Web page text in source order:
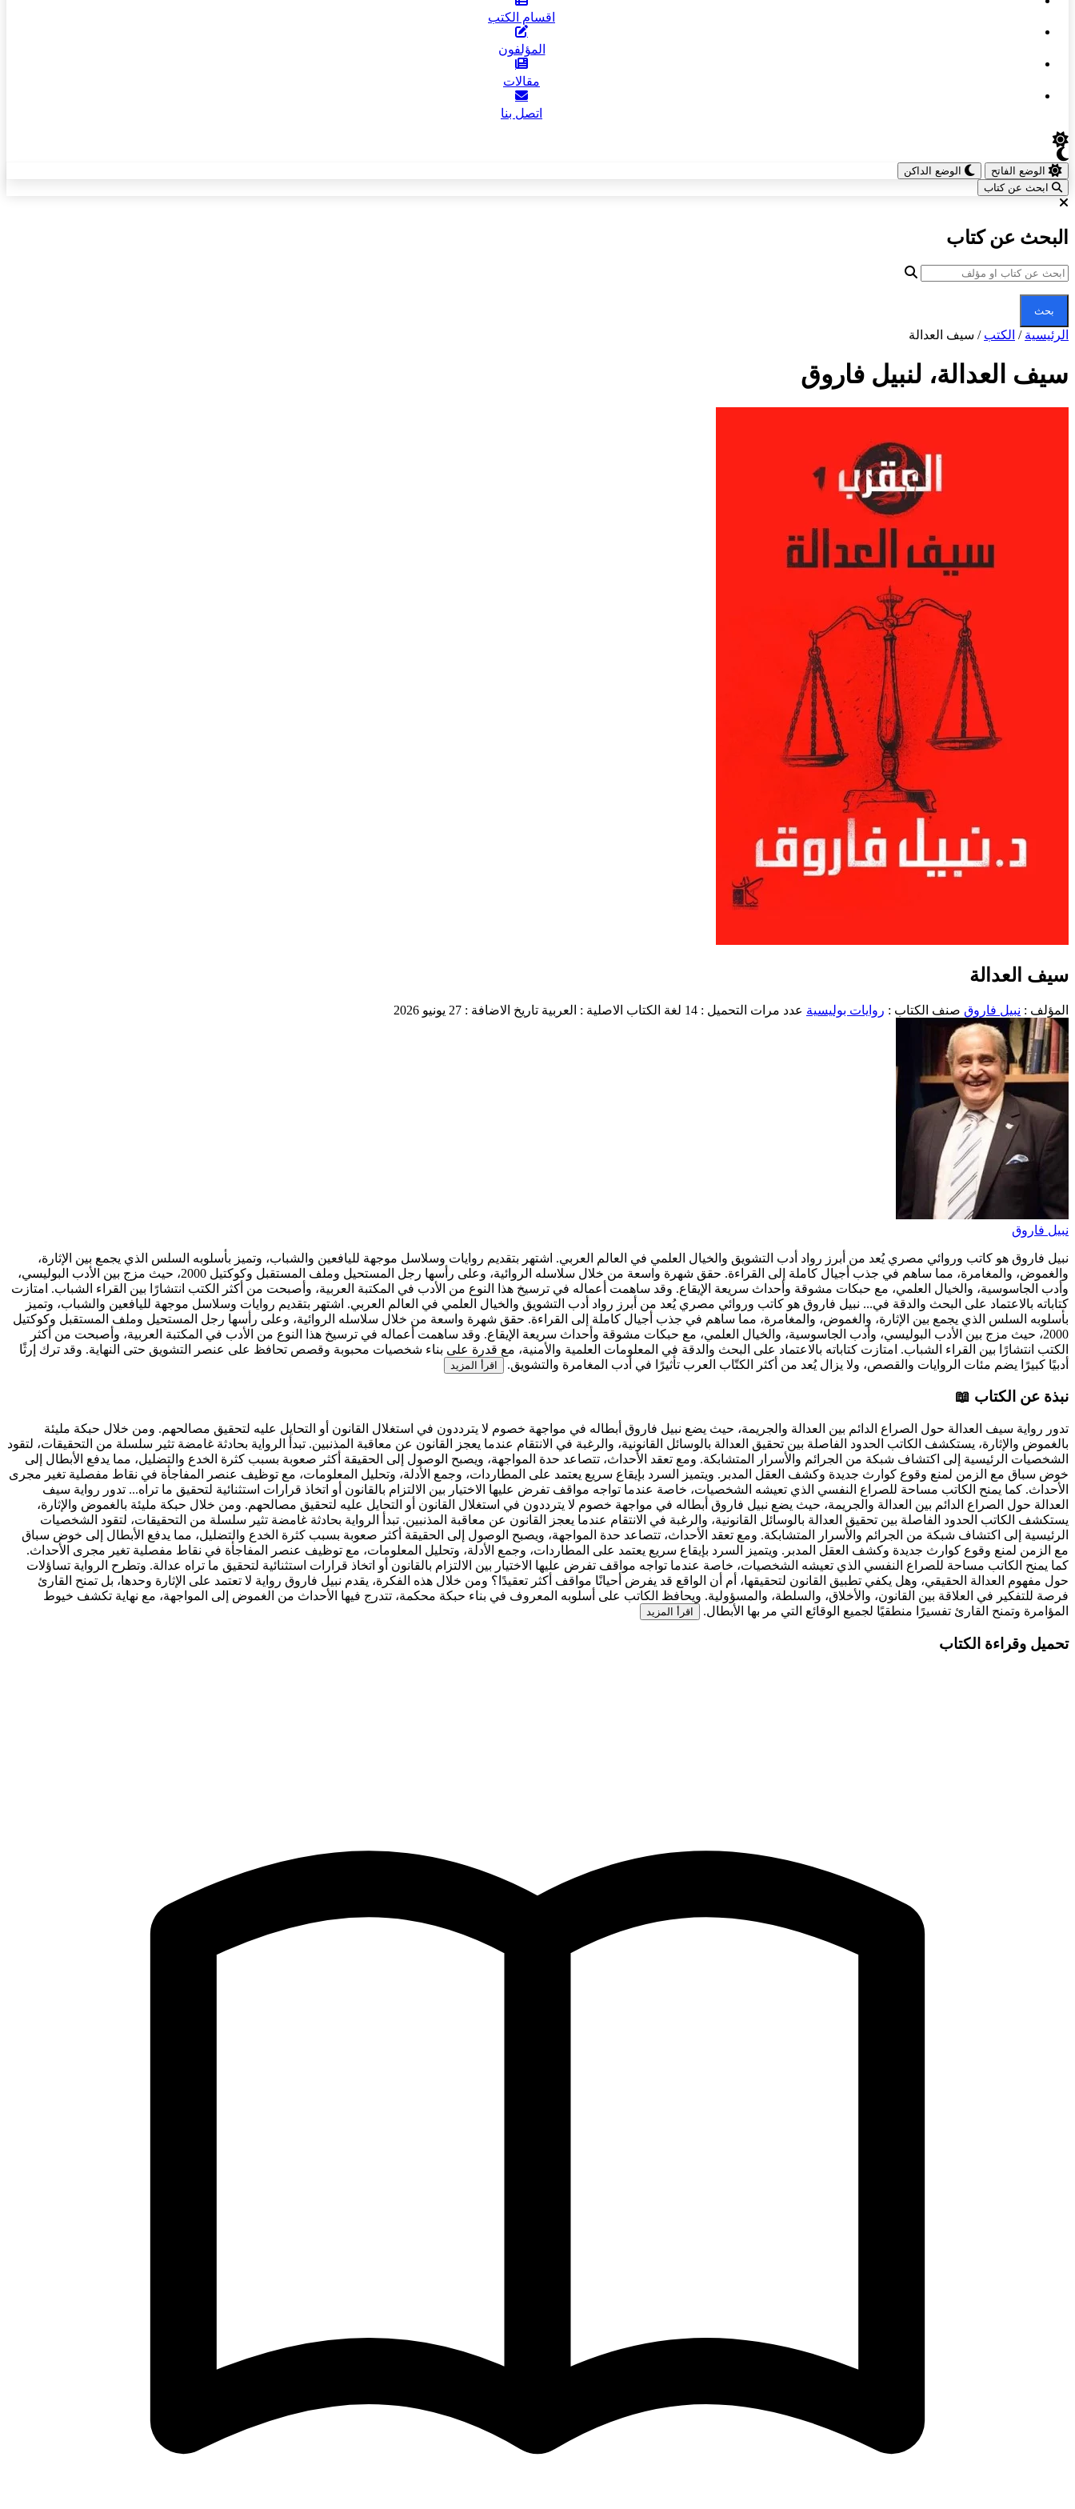
اقسام الكتب
المؤلفون
مقالات
اتصل بنا
الوضع الفاتح
الوضع الداكن
ابحث عن كتاب
البحث عن كتاب
بحث
الرئيسية / الكتب / سيف العدالة
سيف العدالة، لنبيل فاروق
سيف العدالة
المؤلف : نبيل فاروق صنف الكتاب : روايات بوليسية عدد مرات التحميل : 14 لغة الكتاب الاصلية : العربية تاريخ الاضافة : 27 يونيو 2026
نبيل فاروق
نبيل فاروق هو كاتب وروائي مصري يُعد من أبرز رواد أدب التشويق والخيال العلمي في العالم العربي. اشتهر بتقديم روايات وسلاسل موجهة لليافعين والشباب، وتميز بأسلوبه السلس الذي يجمع بين الإثارة،
والغموض، والمغامرة، مما ساهم في جذب أجيال كاملة إلى القراءة. حقق شهرة واسعة من خلال سلاسله الروائية، وعلى رأسها رجل المستحيل وملف المستقبل وكوكتيل 2000، حيث مزج بين الأدب البوليسي،
وأدب الجاسوسية، والخيال العلمي، مع حبكات مشوقة وأحداث سريعة الإيقاع. وقد ساهمت أعماله في ترسيخ هذا النوع من الأدب في المكتبة العربية، وأصبحت من أكثر الكتب انتشارًا بين القراء الشباب. امتازت
كتاباته بالاعتماد على البحث والدقة في... نبيل فاروق هو كاتب وروائي مصري يُعد من أبرز رواد أدب التشويق والخيال العلمي في العالم العربي. اشتهر بتقديم روايات وسلاسل موجهة لليافعين والشباب، وتميز
بأسلوبه السلس الذي يجمع بين الإثارة، والغموض، والمغامرة، مما ساهم في جذب أجيال كاملة إلى القراءة. حقق شهرة واسعة من خلال سلاسله الروائية، وعلى رأسها رجل المستحيل وملف المستقبل وكوكتيل
2000، حيث مزج بين الأدب البوليسي، وأدب الجاسوسية، والخيال العلمي، مع حبكات مشوقة وأحداث سريعة الإيقاع. وقد ساهمت أعماله في ترسيخ هذا النوع من الأدب في المكتبة العربية، وأصبحت من أكثر
الكتب انتشارًا بين القراء الشباب. امتازت كتاباته بالاعتماد على البحث والدقة في المعلومات العلمية والأمنية، مع قدرة على بناء شخصيات محبوبة وقصص تحافظ على عنصر التشويق حتى النهاية. وقد ترك إرثًا
أدبيًا كبيرًا يضم مئات الروايات والقصص، ولا يزال يُعد من أكثر الكتّاب العرب تأثيرًا في أدب المغامرة والتشويق.
اقرأ المزيد
نبذة عن الكتاب 📖
تدور رواية سيف العدالة حول الصراع الدائم بين العدالة والجريمة، حيث يضع نبيل فاروق أبطاله في مواجهة خصوم لا يترددون في استغلال القانون أو التحايل عليه لتحقيق مصالحهم. ومن خلال حبكة مليئة
بالغموض والإثارة، يستكشف الكاتب الحدود الفاصلة بين تحقيق العدالة بالوسائل القانونية، والرغبة في الانتقام عندما يعجز القانون عن معاقبة المذنبين. تبدأ الرواية بحادثة غامضة تثير سلسلة من التحقيقات، لتقود
الشخصيات الرئيسية إلى اكتشاف شبكة من الجرائم والأسرار المتشابكة. ومع تعقد الأحداث، تتصاعد حدة المواجهة، ويصبح الوصول إلى الحقيقة أكثر صعوبة بسبب كثرة الخدع والتضليل، مما يدفع الأبطال إلى
خوض سباق مع الزمن لمنع وقوع كوارث جديدة وكشف العقل المدبر. ويتميز السرد بإيقاع سريع يعتمد على المطاردات، وجمع الأدلة، وتحليل المعلومات، مع توظيف عنصر المفاجأة في نقاط مفصلية تغير مجرى
الأحداث. كما يمنح الكاتب مساحة للصراع النفسي الذي تعيشه الشخصيات، خاصة عندما تواجه مواقف تفرض عليها الاختيار بين الالتزام بالقانون أو اتخاذ قرارات استثنائية لتحقيق ما تراه... تدور رواية سيف
العدالة حول الصراع الدائم بين العدالة والجريمة، حيث يضع نبيل فاروق أبطاله في مواجهة خصوم لا يترددون في استغلال القانون أو التحايل عليه لتحقيق مصالحهم. ومن خلال حبكة مليئة بالغموض والإثارة،
يستكشف الكاتب الحدود الفاصلة بين تحقيق العدالة بالوسائل القانونية، والرغبة في الانتقام عندما يعجز القانون عن معاقبة المذنبين. تبدأ الرواية بحادثة غامضة تثير سلسلة من التحقيقات، لتقود الشخصيات
الرئيسية إلى اكتشاف شبكة من الجرائم والأسرار المتشابكة. ومع تعقد الأحداث، تتصاعد حدة المواجهة، ويصبح الوصول إلى الحقيقة أكثر صعوبة بسبب كثرة الخدع والتضليل، مما يدفع الأبطال إلى خوض سباق
مع الزمن لمنع وقوع كوارث جديدة وكشف العقل المدبر. ويتميز السرد بإيقاع سريع يعتمد على المطاردات، وجمع الأدلة، وتحليل المعلومات، مع توظيف عنصر المفاجأة في نقاط مفصلية تغير مجرى الأحداث.
كما يمنح الكاتب مساحة للصراع النفسي الذي تعيشه الشخصيات، خاصة عندما تواجه مواقف تفرض عليها الاختيار بين الالتزام بالقانون أو اتخاذ قرارات استثنائية لتحقيق ما تراه عدالة. وتطرح الرواية تساؤلات
حول مفهوم العدالة الحقيقي، وهل يكفي تطبيق القانون لتحقيقها، أم أن الواقع قد يفرض أحيانًا مواقف أكثر تعقيدًا؟ ومن خلال هذه الفكرة، يقدم نبيل فاروق رواية لا تعتمد على الإثارة وحدها، بل تمنح القارئ
فرصة للتفكير في العلاقة بين القانون، والأخلاق، والسلطة، والمسؤولية. ويحافظ الكاتب على أسلوبه المعروف في بناء حبكة محكمة، تتدرج فيها الأحداث من الغموض إلى المواجهة، مع نهاية تكشف خيوط
المؤامرة وتمنح القارئ تفسيرًا منطقيًا لجميع الوقائع التي مر بها الأبطال.
اقرأ المزيد
تحميل وقراءة الكتاب